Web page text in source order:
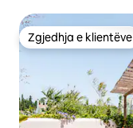
Zgjedhja e klientëve
Zgjedhja e klientëve